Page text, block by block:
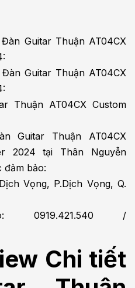
Guitar Thuận AT04CX
Guitar Thuận AT04CX
Thuận AT04CX Custom
Guitar Thuận AT04CX
2024 tại Thân Nguyễn
đảm bảo:
Vọng, P.Dịch Vọng, Q.
0919.421.540 /
Chi tiết